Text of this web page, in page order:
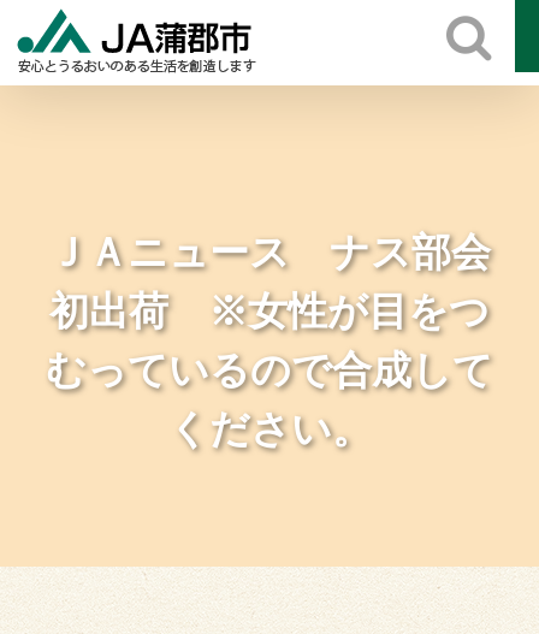
ＪＡニュース ナス部会
初出荷 ※女性が目をつ
むっているので合成して
ください。